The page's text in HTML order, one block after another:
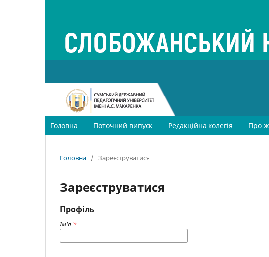
Головна Поточний випуск Редакційна колегія Про
Головна / Зареєструватися
Зареєструватися
Профіль
Ім'я *